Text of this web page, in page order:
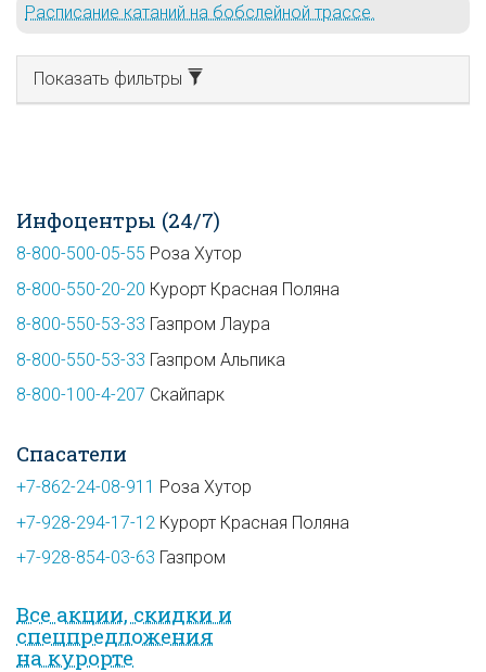
Расписание катаний на бобслейной трассе.
Показать фильтры
Инфоцентры (24/7)
8-800-500-05-55 Роза Хутор
8-800-550-20-20 Курорт Красная Поляна
8-800-550-53-33 Газпром Лаура
8-800-550-53-33 Газпром Альпика
8-800-100-4-207 Скайпарк
Спасатели
+7-862-24-08-911 Роза Хутор
+7-928-294-17-12 Курорт Красная Поляна
+7-928-854-03-63 Газпром
Все акции, скидки и
спец­предложе­ния
на курорте